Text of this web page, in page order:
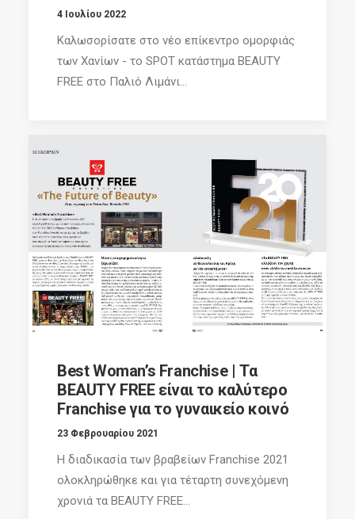
4 Ιουλίου 2022
Καλωσορίσατε στο νέο επίκεντρο ομορφιάς
των Χανίων - το SPOT κατάστημα BEAUTY
FREE στο Παλιό Λιμάνι...
Best Woman’s Franchise | Τα
BEAUTY FREE είναι το καλύτερο
Franchise για το γυναικείο κοινό
23 Φεβρουαρίου 2021
Η διαδικασία των βραβείων Franchise 2021
ολοκληρώθηκε και για τέταρτη συνεχόμενη
χρονιά τα BEAUTY FREE...